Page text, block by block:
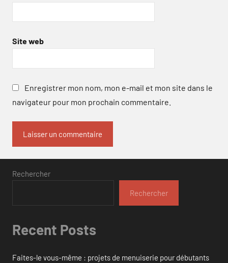
Site web
Enregistrer mon nom, mon e-mail et mon site dans le
navigateur pour mon prochain commentaire.
Rechercher
Rechercher
Recent Posts
Faites-le vous-même : projets de menuiserie pour débutants